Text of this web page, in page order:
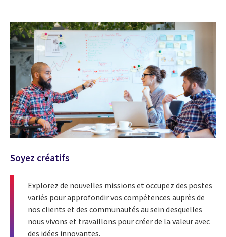
Soyez créatifs
Explorez de nouvelles missions et occupez des postes
variés pour approfondir vos compétences auprès de
nos clients et des communautés au sein desquelles
nous vivons et travaillons pour créer de la valeur avec
des idées innovantes.